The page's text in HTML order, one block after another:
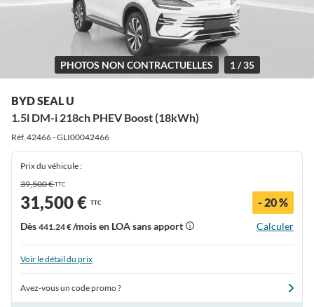
PHOTOS NON CONTRACTUELLES 1 / 35
BYD SEAL U
1.5l DM-i 218ch PHEV Boost (18kWh)
Réf. 42466 - GLI00042466
Prix du véhicule :
39,500 €TTC
31,500 € TTC - 20 %
Dès 441.24 €/mois en LOA sans apport Calculer
Voir le détail du prix
Avez-vous un code promo ?